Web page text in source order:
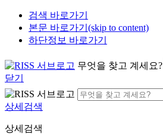
검색 바로가기
본문 바로가기(skip to content)
하단정보 바로가기
무엇을 찾고 계세요?
닫기
상세검색
상세검색